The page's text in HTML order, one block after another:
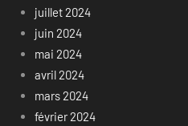
juillet 2024
juin 2024
mai 2024
avril 2024
mars 2024
février 2024